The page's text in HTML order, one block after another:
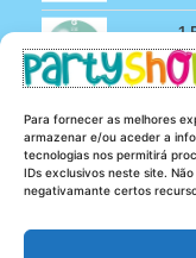
Para fornecer as melhores
armazenar e/ou aceder a
tecnologias nos permitirá
IDs exclusivos neste site.
negativamante certos
1
100